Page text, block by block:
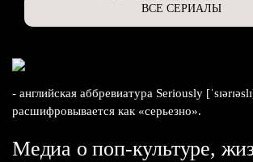
ВСЕ СЕРИАЛЫ
- английская аббревиатура Seriously
расшифровывается как «серьезно».
Медиа о поп-культуре,